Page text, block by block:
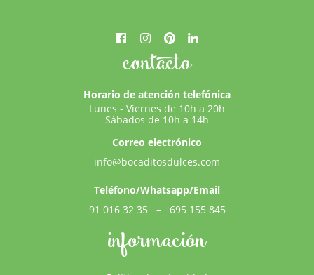
información
contacto
Horario de atención telefónica
Lunes - Viernes de 10h a 20h
Sábados de 10h a 14h
Correo electrónico
info@bocaditosdulces.com
Teléfono/Whatsapp/Email
91 016 32 35
– 695 155 845